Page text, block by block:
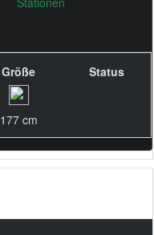
Größe
177 cm
Status